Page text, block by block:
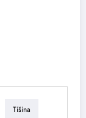
Tišina